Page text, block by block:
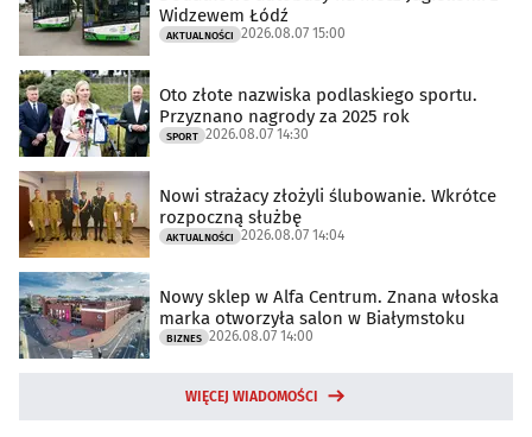
Widzewem Łódź
AKTUALNOŚCI 2026.08.07 15:00
Oto złote nazwiska podlaskiego sportu.
Przyznano nagrody za 2025 rok
SPORT 2026.08.07 14:30
Nowi strażacy złożyli ślubowanie. Wkrótce
rozpoczną służbę
AKTUALNOŚCI 2026.08.07 14:04
Nowy sklep w Alfa Centrum. Znana włoska
marka otworzyła salon w Białymstoku
BIZNES 2026.08.07 14:00
WIĘCEJ WIADOMOŚCI